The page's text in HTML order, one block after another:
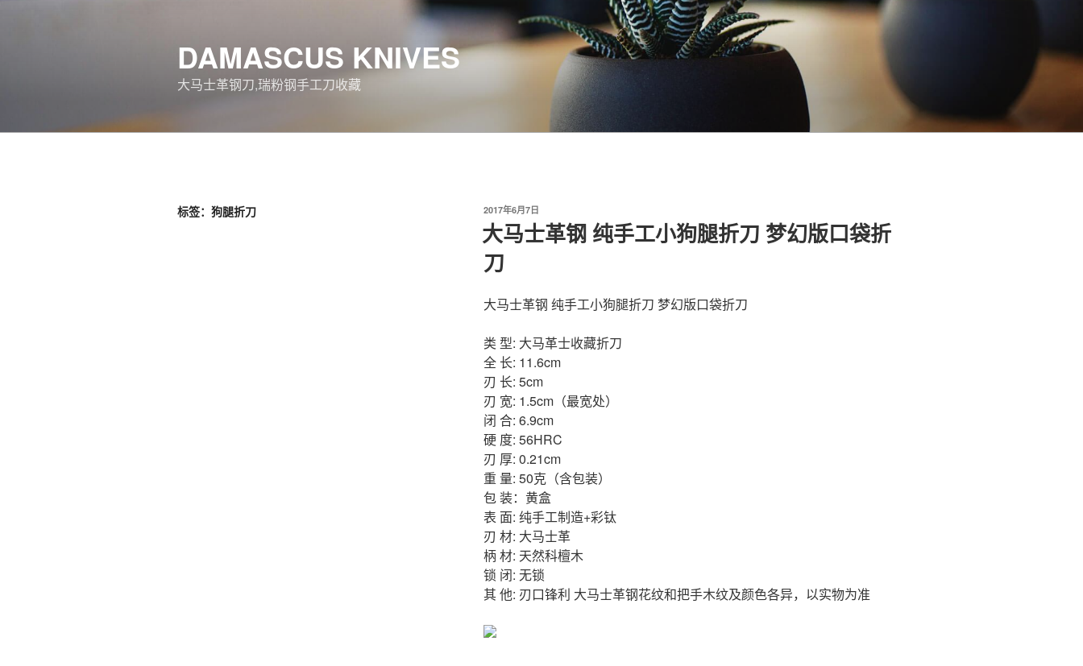
DAMASCUS KNIVES
大马士革钢刀,瑞粉钢手工刀收藏
标签：狗腿折刀
发
布
于
2017年6月7日
大马士革钢 纯手工小狗腿折刀 梦幻版口袋折
刀
大马士革钢 纯手工小狗腿折刀 梦幻版口袋折刀
类 型: 大马革士收藏折刀
全 长: 11.6cm
刃 长: 5cm
刃 宽: 1.5cm（最宽处）
闭 合: 6.9cm
硬 度: 56HRC
刃 厚: 0.21cm
重 量: 50克（含包装）
包 装：黄盒
表 面: 纯手工制造+彩钛
刃 材: 大马士革
柄 材: 天然科檀木
锁 闭: 无锁
其 他: 刃口锋利 大马士革钢花纹和把手木纹及颜色各异，以实物为准